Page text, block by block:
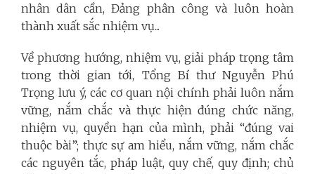
nhân dân cần, Đảng phân công và luôn hoàn
thành xuất sắc nhiệm vụ...
Về phương hướng, nhiệm vụ, giải pháp trọng tâm
trong thời gian tới, Tổng Bí thư Nguyễn Phú
Trọng lưu ý, các cơ quan nội chính phải luôn nắm
vững, nắm chắc và thực hiện đúng chức năng,
nhiệm vụ, quyền hạn của mình, phải “đúng vai
thuộc bài”; thực sự am hiểu, nắm vững, nắm chắc
các nguyên tắc, pháp luật, quy chế, quy định; chủ